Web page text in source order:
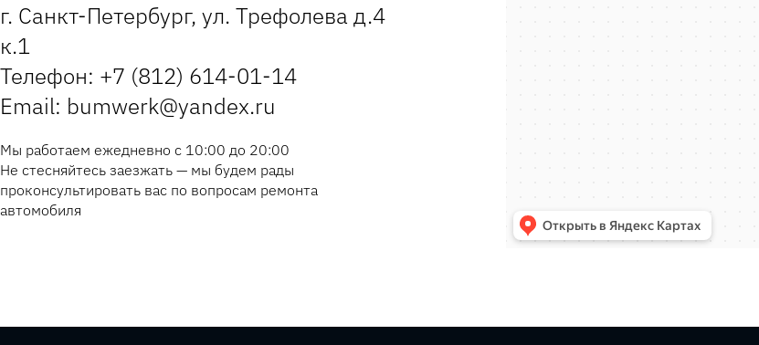
г. Санкт-Петербург, ул. Трефолева д.4
к.1
Телефон: +7 (812) 614-01-14
Email: bumwerk@yandex.ru
Мы работаем ежедневно с 10:00 до 20:00
Не стесняйтесь заезжать — мы будем рады
проконсультировать вас по вопросам ремонта
автомобиля